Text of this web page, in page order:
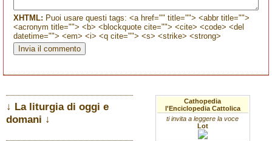
XHTML: Puoi usare questi tags: <a href="" title=""> <abbr title="">
<acronym title=""> <b> <blockquote cite=""> <cite> <code> <del
datetime=""> <em> <i> <q cite=""> <s> <strike> <strong>
↓ La liturgia di oggi e
domani ↓
Cathopedia
l'Enciclopedia Cattolica
ti invita a leggere la voce
Lot